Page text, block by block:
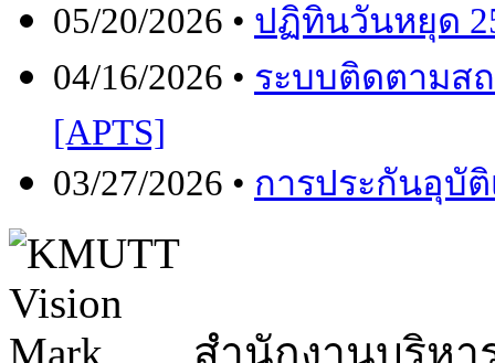
05/20/2026 • ปฏิทินวันหยุด
04/16/2026 • ระบบติดตามส
[APTS]
03/27/2026 • การประกันอุบั
สำนักงานบริห